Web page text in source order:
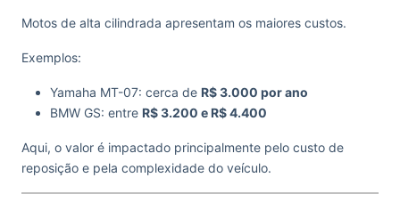
Motos de alta cilindrada apresentam os maiores custos.
Exemplos:
Yamaha MT-07: cerca de R$ 3.000 por ano
BMW GS: entre R$ 3.200 e R$ 4.400
Aqui, o valor é impactado principalmente pelo custo de
reposição e pela complexidade do veículo.